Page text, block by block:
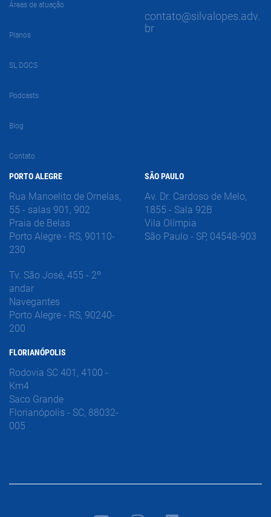
Áreas de atuação
Planos
SL DOCS
Podcasts
Blog
Contato
contato@silvalopes.adv.
br
PORTO ALEGRE
Rua Manoelito de Ornelas,
55 - salas 901, 902
Praia de Belas
Porto Alegre - RS, 90110-
230
Tv. São José, 455 - 2º
andar
Navegantes
Porto Alegre - RS, 90240-
200
FLORIANÓPOLIS
Rodovia SC 401, 4100 -
Km4
Saco Grande
Florianópolis - SC, 88032-
005
SÃO PAULO
Av. Dr. Cardoso de Melo,
1855 - Sala 92B
Vila Olímpia
São Paulo - SP, 04548-903